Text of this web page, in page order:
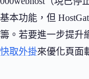
基本功能，但
籌。若要進一步提升
快取外掛來優化頁面